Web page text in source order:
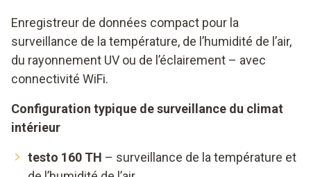
Enregistreur de données compact pour la
surveillance de la température, de l’humidité de l’air,
du rayonnement UV ou de l’éclairement – avec
connectivité WiFi.
Configuration typique de surveillance du climat
intérieur
testo 160 TH – surveillance de la température et